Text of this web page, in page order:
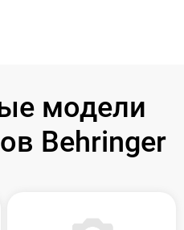
модели
Behringer